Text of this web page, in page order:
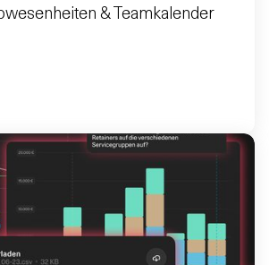
& Teamkalender